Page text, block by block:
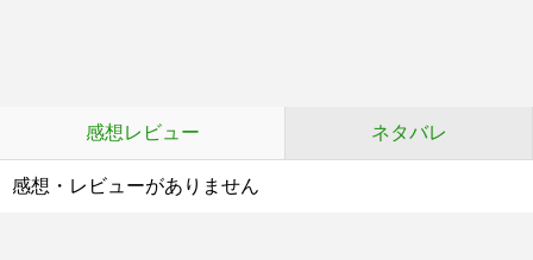
感想レビュー ネタバレ
感想・レビューがありません